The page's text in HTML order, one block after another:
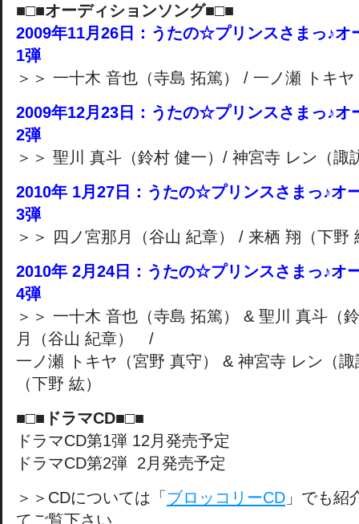
■□■オーディションソング■□■
2009年11月26日：うたの☆プリンスさまっ♪オ
1弾
＞＞ 一十木 音也（寺島 拓篤） / 一ノ瀬 トキ
2009年12月23日：うたの☆プリンスさまっ♪オ
2弾
＞＞ 聖川 真斗（鈴村 健一）/ 神宮寺 レン（諏
2010年 1月27日：うたの☆プリンスさまっ♪オ
3弾
＞＞ 四ノ宮那月（谷山 紀章） / 来栖 翔（下野
2010年 2月24日：うたの☆プリンスさまっ♪オ
4弾
＞＞ 一十木 音也（寺島 拓篤） & 聖川 真斗（
月（谷山 紀章） /
一ノ瀬 トキヤ（宮野 真守） & 神宮寺 レン（
（下野 紘）
■□■ドラマCD■□■
ドラマCD第1弾 12月発売予定
ドラマCD第2弾 2月発売予定
＞＞CDについては「ブロッコリーCD 」でも紹
てご覧下さい。